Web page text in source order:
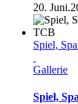
20.
Spiel,
Gallerie
Spiel,